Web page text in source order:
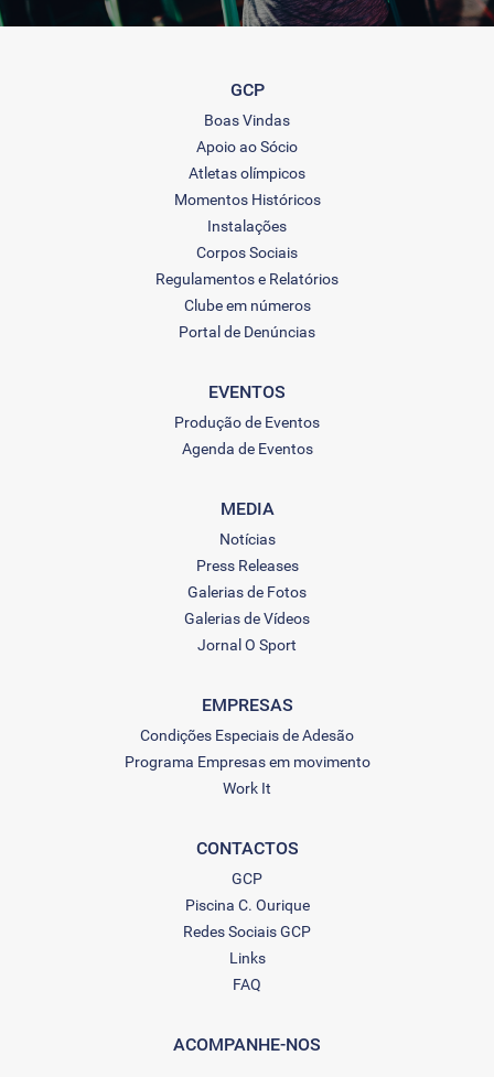
GCP
Boas Vindas
Apoio ao Sócio
Atletas olímpicos
Momentos Históricos
Instalações
Corpos Sociais
Regulamentos e Relatórios
Clube em números
Portal de Denúncias
EVENTOS
Produção de Eventos
Agenda de Eventos
MEDIA
Notícias
Press Releases
Galerias de Fotos
Galerias de Vídeos
Jornal O Sport
EMPRESAS
Condições Especiais de Adesão
Programa Empresas em movimento
Work It
CONTACTOS
GCP
Piscina C. Ourique
Redes Sociais GCP
Links
FAQ
ACOMPANHE-NOS